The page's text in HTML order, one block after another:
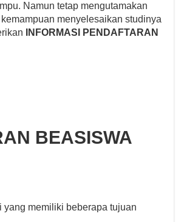
Namun tetap mengutamakan
menyelesaikan studinya
INFORMASI PENDAFTARAN
BEASISWA
memiliki beberapa tujuan